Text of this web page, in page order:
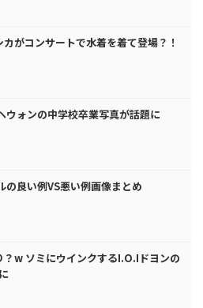
がコンサートで水着を着て登場？！
ウォンの中学校卒業写真が話題に
の良い例VS悪い例画像まとめ
？w ソミにウインクするI.O.Iドヨンの